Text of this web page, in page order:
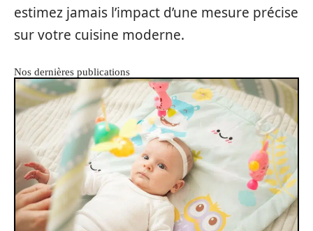
estimez jamais l’impact d’une mesure précise
sur votre cuisine moderne.
Nos dernières publications